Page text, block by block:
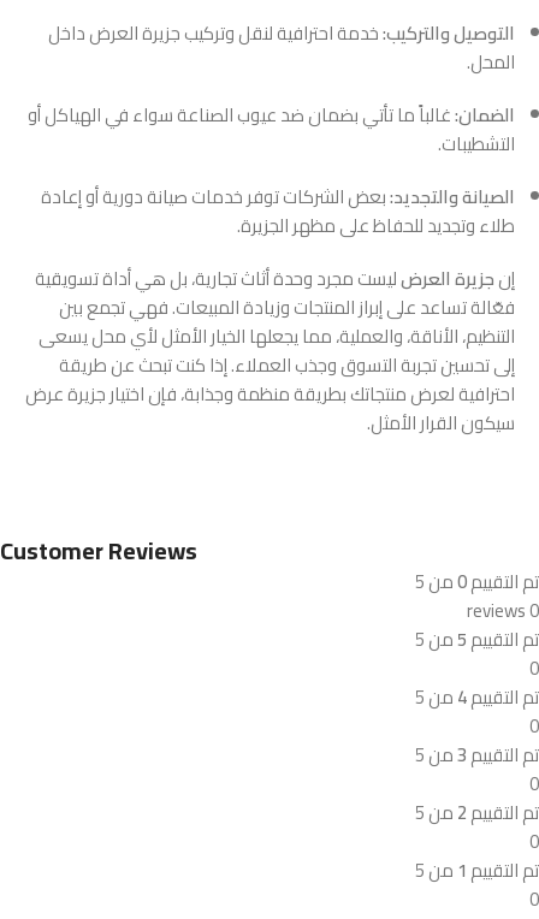
التوصيل والتركيب:خدمة احترافية لنقل وتركيب جزيرة العرض داخل
المحل.
الضمان:غالباً ما تأتي بضمان ضد عيوب الصناعة سواء في الهياكل أو
التشطيبات.
الصيانة والتجديد:بعض الشركات توفر خدمات صيانة دورية أو إعادة
طلاء وتجديد للحفاظ على مظهر الجزيرة.
إنجزيرة العرضليست مجرد وحدة أثاث تجارية، بل هي أداة تسويقية
فعّالة تساعد على إبراز المنتجات وزيادة المبيعات. فهي تجمع بين
التنظيم، الأناقة، والعملية، مما يجعلها الخيار الأمثل لأي محل يسعى
إلى تحسين تجربة التسوق وجذب العملاء. إذا كنت تبحث عن طريقة
احترافية لعرض منتجاتك بطريقة منظمة وجذابة، فإن اختيار جزيرة عرض
سيكون القرار الأمثل.
Customer Reviews
تم التقييم0من 5
0 reviews
تم التقييم5من 5
0
تم التقييم4من 5
0
تم التقييم3من 5
0
تم التقييم2من 5
0
تم التقييم 1 من 5
0